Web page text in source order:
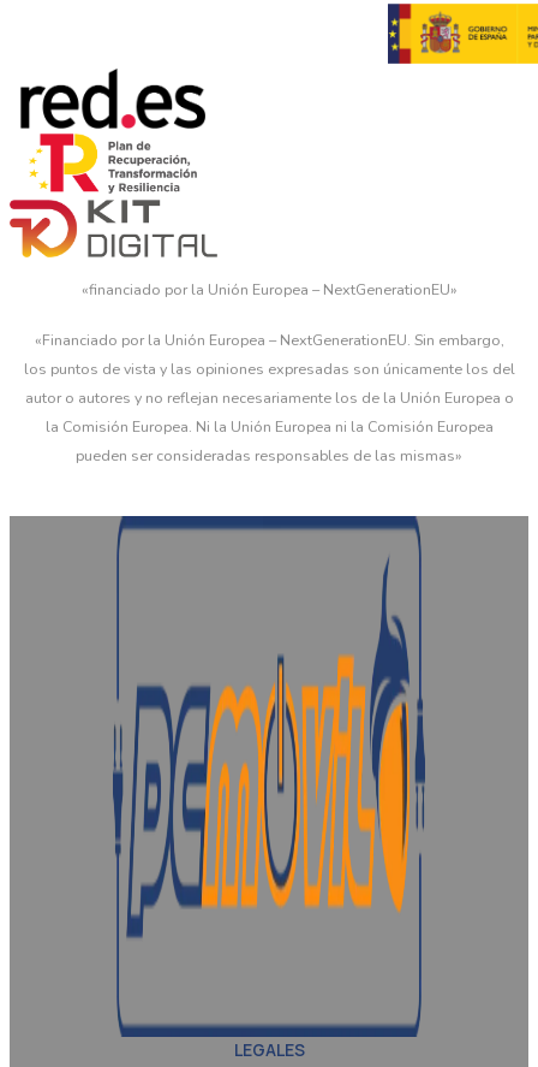
«financiado por la Unión Europea – NextGenerationEU»
«Financiado por la Unión Europea – NextGenerationEU. Sin embargo,
los puntos de vista y las opiniones expresadas son únicamente los del
autor o autores y no reflejan necesariamente los de la Unión Europea o
la Comisión Europea. Ni la Unión Europea ni la Comisión Europea
pueden ser consideradas responsables de las mismas»
LEGALES